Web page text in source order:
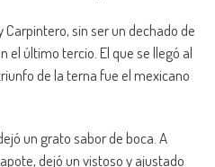
sin ser un dechado de
el último tercio. El que se llegó al
de la terna fue el mexicano
un grato sabor de boca. A
dejó un vistoso y ajustado